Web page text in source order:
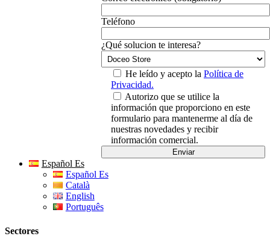
Teléfono
¿Qué solucion te interesa?
He leído y acepto la Política de
Privacidad.
Autorizo que se utilice la
información que proporciono en este
formulario para mantenerme al día de
nuestras novedades y recibir
información comercial.
Español Es
Español Es
Català
English
Português
Sectores